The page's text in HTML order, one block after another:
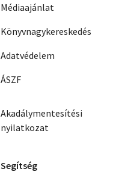
Médiaajánlat
Könyvnagykereskedés
Adatvédelem
ÁSZF
Akadálymentesítési
nyilatkozat
Segítség